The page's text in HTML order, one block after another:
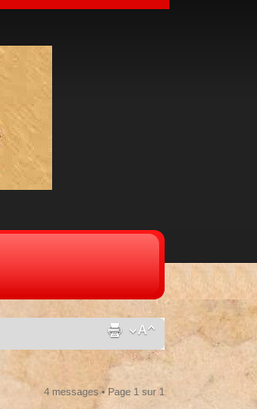
4 messages • Page 1 sur 1